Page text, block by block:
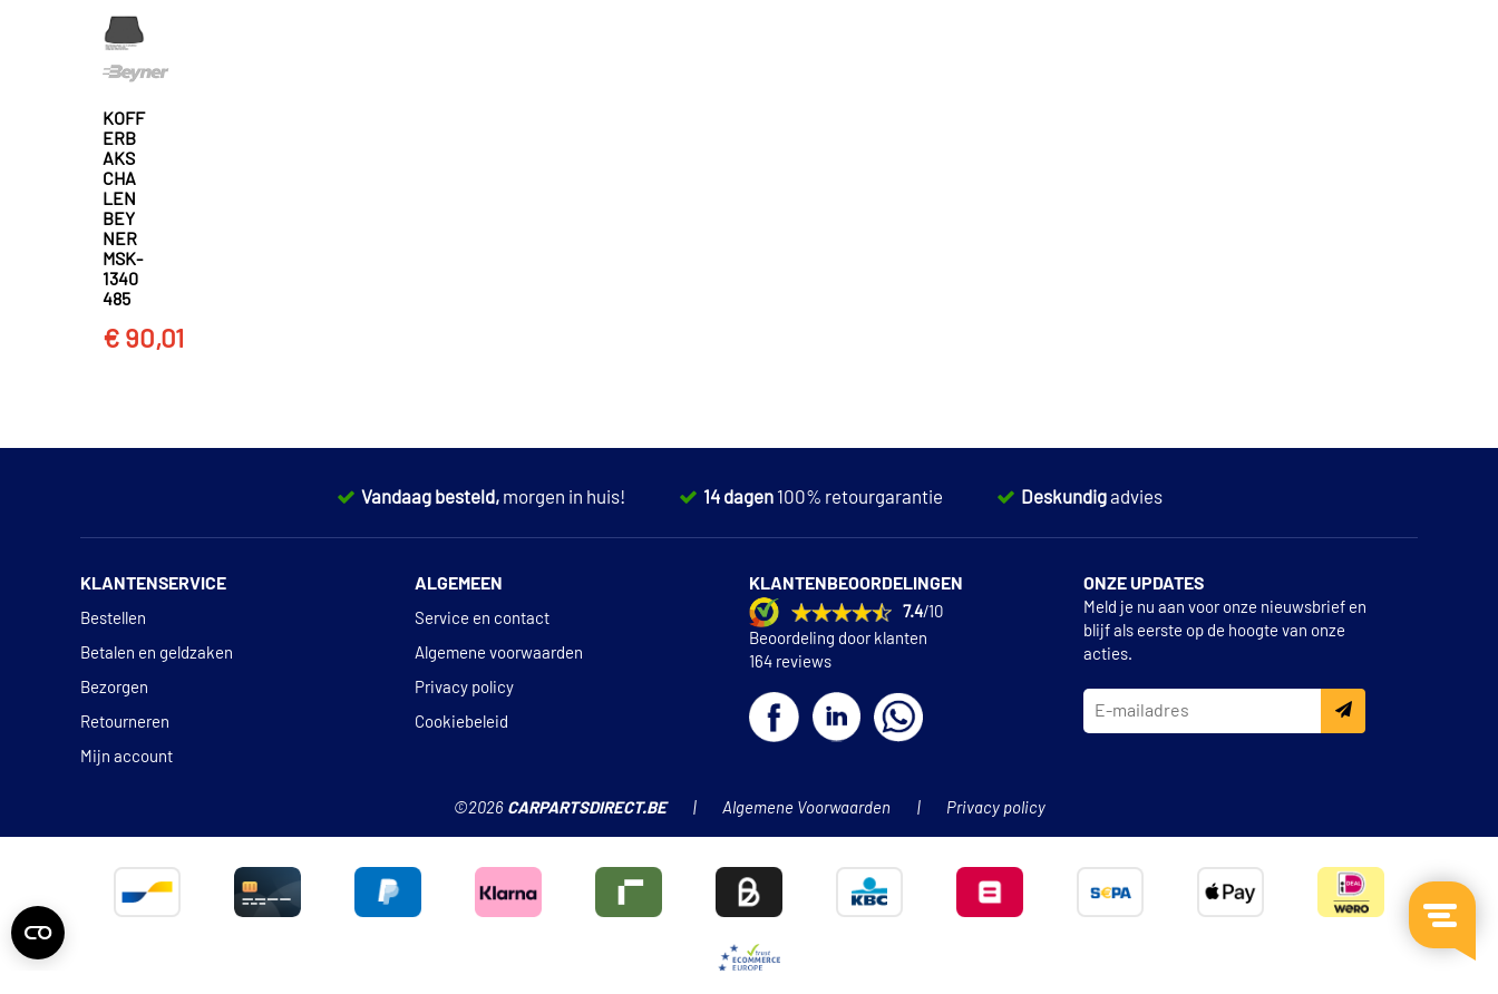
KOFF
ERB
AKS
CHA
LEN
BEY
NER
MSK-
1340
485
€ 90,01
Vandaag besteld, morgen in huis! 14 dagen 100% retourgarantie Deskundigadvies
KLANTENSERVICE
Bestellen
Betalen en geldzaken
Bezorgen
Retourneren
Mijn account
ALGEMEEN
Service en contact
Algemene voorwaarden
Privacy policy
Cookiebeleid
KLANTENBEOORDELINGEN
7.4/10
Beoordeling door klanten
164 reviews
ONZE UPDATES
Meld je nu aan voor onze nieuwsbrief en
blijf als eerste op de hoogte van onze
acties.
©2026 CARPARTSDIRECT.BE Algemene Voorwaarden Privacy policy